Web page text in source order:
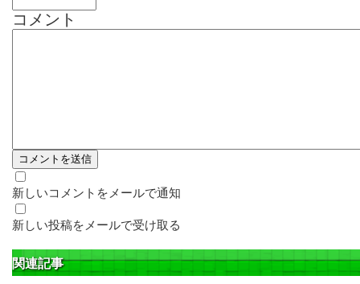
コメント
新しいコメントをメールで通知
新しい投稿をメールで受け取る
関連記事